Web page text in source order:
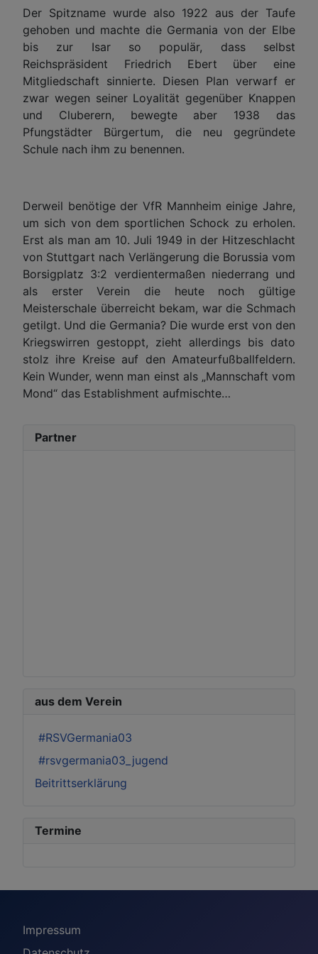
Der Spitzname wurde also 1922 aus der Taufe
gehoben und machte die Germania von der Elbe
bis zur Isar so populär, dass selbst
Reichspräsident Friedrich Ebert über eine
Mitgliedschaft sinnierte. Diesen Plan verwarf er
zwar wegen seiner Loyalität gegenüber Knappen
und Cluberern, bewegte aber 1938 das
Pfungstädter Bürgertum, die neu gegründete
Schule nach ihm zu benennen.
Derweil benötige der VfR Mannheim einige Jahre,
um sich von dem sportlichen Schock zu erholen.
Erst als man am 10. Juli 1949 in der Hitzeschlacht
von Stuttgart nach Verlängerung die Borussia vom
Borsigplatz 3:2 verdientermaßen niederrang und
als erster Verein die heute noch gültige
Meisterschale überreicht bekam, war die Schmach
getilgt. Und die Germania? Die wurde erst von den
Kriegswirren gestoppt, zieht allerdings bis dato
stolz ihre Kreise auf den Amateurfußballfeldern.
Kein Wunder, wenn man einst als „Mannschaft vom
Mond“ das Establishment aufmischte…
Partner
aus dem Verein
#RSVGermania03
#rsvgermania03_jugend
Beitrittserklärung
Termine
Impressum